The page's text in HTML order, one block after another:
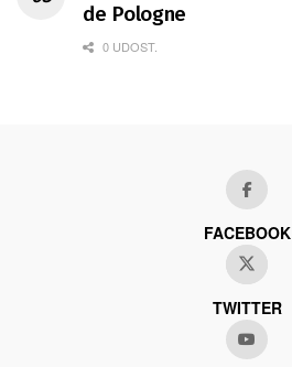
de Pologne
0 UDOST.
FACEBOOK
TWITTER